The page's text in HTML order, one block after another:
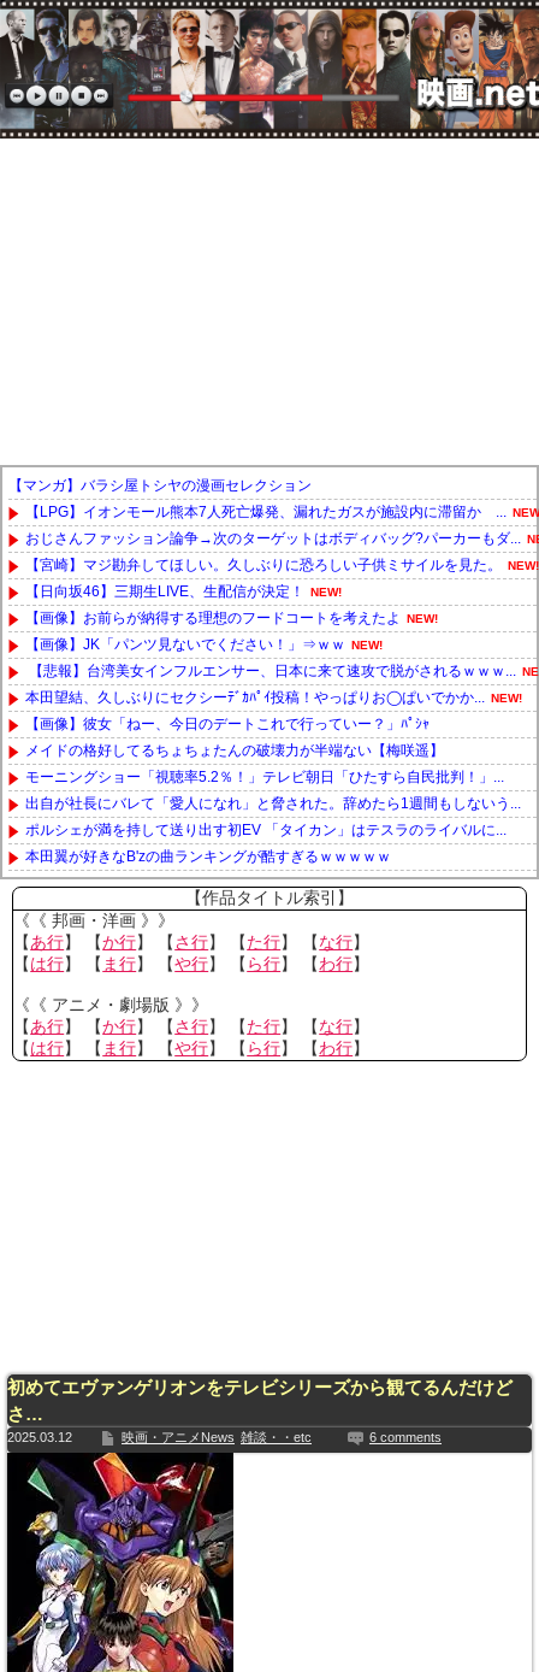
【マンガ】バラシ屋トシヤの漫画セレクション
【LPG】イオンモール熊本7人死亡爆発、漏れたガスが施設内に滞留か ...
おじさんファッション論争→次のターゲットはボディバッグ?パーカーもダ...
【宮崎】マジ勘弁してほしい。久しぶりに恐ろしい子供ミサイルを見た。 NEW!
【日向坂46】三期生LIVE、生配信が決定！ NEW!
【画像】お前らが納得する理想のフードコートを考えたよ NEW!
【画像】JK「パンツ見ないでください！」⇒ｗｗ NEW!
【悲報】台湾美女インフルエンサー、日本に来て速攻で脱がされるｗｗｗ...
本田望結、久しぶりにセクシーﾃﾞｶﾊﾟｲ投稿！やっぱりお◯ぱいでかか... NEW!
【画像】彼女「ねー、今日のデートこれで行っていー？」ﾊﾟｼｬ
メイドの格好してるちょちょたんの破壊力が半端ない【梅咲遥】
モーニングショー「視聴率5.2％！」テレビ朝日「ひたすら自民批判！」...
出自が社長にバレて「愛人になれ」と脅された。辞めたら1週間もしないう...
ポルシェが満を持して送り出す初EV 「タイカン」はテスラのライバルに...
本田翼が好きなB'zの曲ランキングが酷すぎるｗｗｗｗｗ
Powered by livedoor 相互RSS
【作品タイトル索引】
《《 邦画・洋画 》》
【あ行】 【か行】 【さ行】 【た行】 【な行】
【は行】 【 ま行】 【や行】 【 ら行】 【わ行】
《《 アニメ・劇場版 》》
【あ行】 【か行】 【さ行】 【た行】 【な行】
【は行】 【 ま行】 【や行】 【 ら行】 【わ行】
初めてエヴァンゲリオンをテレビシリーズから観てるんだけど
さ…
2025.03.12 映画・アニメNews 雑談・・etc 6 comments